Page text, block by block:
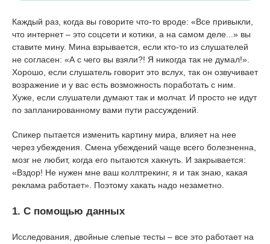
Каждый раз, когда вы говорите что-то вроде: «Все привыкли,
что интернет – это соцсети и котики, а на самом деле...» вы
ставите мину. Мина взрывается, если кто-то из слушателей
не согласен: «А с чего вы взяли?! Я никогда так не думал!».
Хорошо, если слушатель говорит это вслух, так он озвучивает
возражение и у вас есть возможность поработать с ним.
Хуже, если слушатели думают так и молчат. И просто не идут
по запланированному вами пути рассуждений.
Спикер пытается изменить картину мира, влияет на нее
через убеждения. Смена убеждений чаще всего болезненна,
мозг не любит, когда его пытаются хакнуть. И закрывается:
«Вздор! Не нужен мне ваш коллтрекинг, я и так знаю, какая
реклама работает». Поэтому хакать надо незаметно.
1. С помощью данных
Исследования, двойные слепые тесты – все это работает на